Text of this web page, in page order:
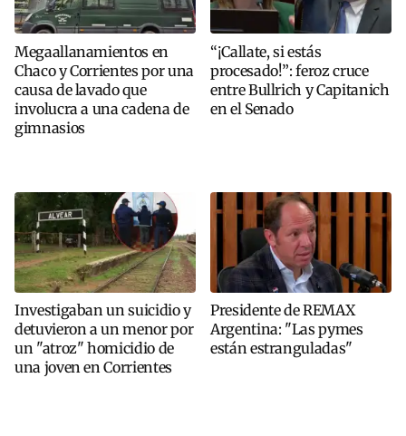
Megaallanamientos en
Chaco y Corrientes por una
causa de lavado que
involucra a una cadena de
gimnasios
“¡Callate, si estás
procesado!”: feroz cruce
entre Bullrich y Capitanich
en el Senado
Investigaban un suicidio y
detuvieron a un menor por
un "atroz" homicidio de
una joven en Corrientes
Presidente de REMAX
Argentina: "Las pymes
están estranguladas"